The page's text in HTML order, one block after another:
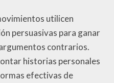
utilicen
persuasivas para ganar
contrarios.
historias personales
efectivas de